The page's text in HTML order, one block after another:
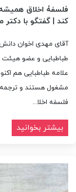
فلسفۀ اخلاق همیشه
کند | گفتگو با دکتر
آقای مهدی اخوان
طباطبایی و عضو هیئت
علامه طباطبایی هم
مشغول هستند و
فلسفه اخلا...
بیشتر بخوانید